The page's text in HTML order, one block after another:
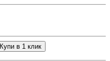
Купи в 1 клик